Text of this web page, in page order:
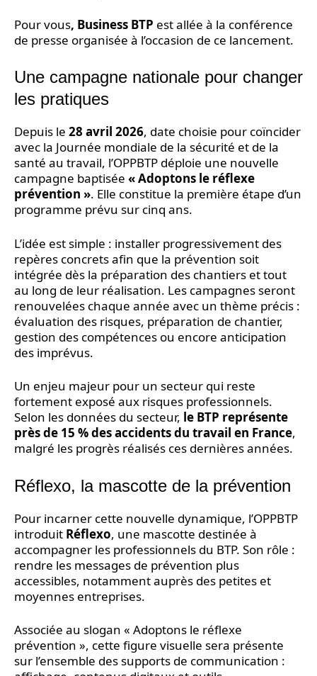
Pour vous, Business BTP est allée à la conférence
de presse organisée à l’occasion de ce lancement.
Une campagne nationale pour changer
les pratiques
Depuis le 28 avril 2026, date choisie pour coïncider
avec la Journée mondiale de la sécurité et de la
santé au travail, l’OPPBTP déploie une nouvelle
campagne baptisée « Adoptons le réflexe
prévention ». Elle constitue la première étape d’un
programme prévu sur cinq ans.
L’idée est simple : installer progressivement des
repères concrets afin que la prévention soit
intégrée dès la préparation des chantiers et tout
au long de leur réalisation. Les campagnes seront
renouvelées chaque année avec un thème précis :
évaluation des risques, préparation de chantier,
gestion des compétences ou encore anticipation
des imprévus.
Un enjeu majeur pour un secteur qui reste
fortement exposé aux risques professionnels.
Selon les données du secteur, le BTP représente
près de 15 % des accidents du travail en France,
malgré les progrès réalisés ces dernières années.
Réflexo, la mascotte de la prévention
Pour incarner cette nouvelle dynamique, l’OPPBTP
introduit Réflexo, une mascotte destinée à
accompagner les professionnels du BTP. Son rôle :
rendre les messages de prévention plus
accessibles, notamment auprès des petites et
moyennes entreprises.
Associée au slogan « Adoptons le réflexe
prévention », cette figure visuelle sera présente
sur l’ensemble des supports de communication :